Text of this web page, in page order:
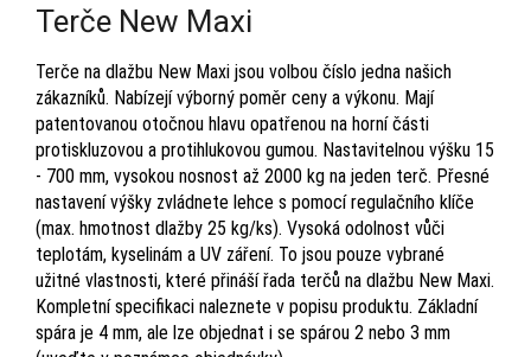
Terče New Maxi
Terče na dlažbu New Maxi jsou volbou číslo jedna našich
zákazníků. Nabízejí výborný poměr ceny a výkonu. Mají
patentovanou otočnou hlavu opatřenou na horní části
protiskluzovou a protihlukovou gumou. Nastavitelnou výšku 15
- 700 mm, vysokou nosnost až 2000 kg na jeden terč. Přesné
nastavení výšky zvládnete lehce s pomocí regulačního klíče
(max. hmotnost dlažby 25 kg/ks). Vysoká odolnost vůči
teplotám, kyselinám a UV záření. To jsou pouze vybrané
užitné vlastnosti, které přináší řada terčů na dlažbu New Maxi.
Kompletní specifikaci naleznete v popisu produktu. Základní
spára je 4 mm, ale lze objednat i se spárou 2 nebo 3 mm